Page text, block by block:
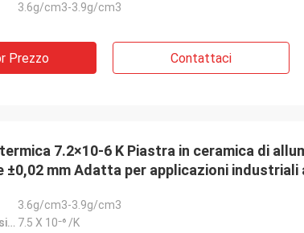
3.6g/cm3-3.9g/cm3
Prezzo Contattaci
7.2×10-6 K Piastra in ceramica di
±0,02 mm Adatta per applicazioni industriali
3.6g/cm3-3.9g/cm3
Thermal Expansion Coefficient: 7.5 X 10⁻⁶ /K